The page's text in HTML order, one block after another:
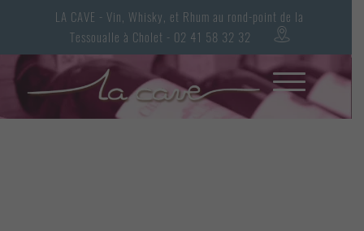
LA CAVE - Vin, Whisky, et Rhum au rond-point de la
Tessoualle à Cholet - 02 41 58 32 32